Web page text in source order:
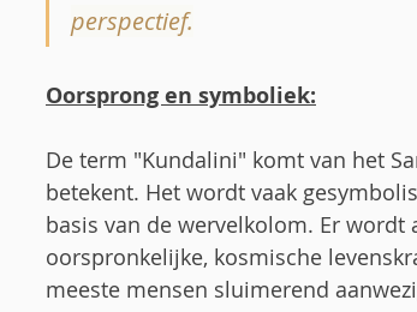
perspectief.
Oorsprong en symboliek:
De term "Kundalini" komt van het
betekent. Het wordt vaak
basis van de wervelkolom. Er
oorspronkelijke, kosmische
meeste mensen sluimerend